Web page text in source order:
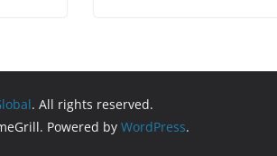
. All rights reserved.
Powered by WordPress.